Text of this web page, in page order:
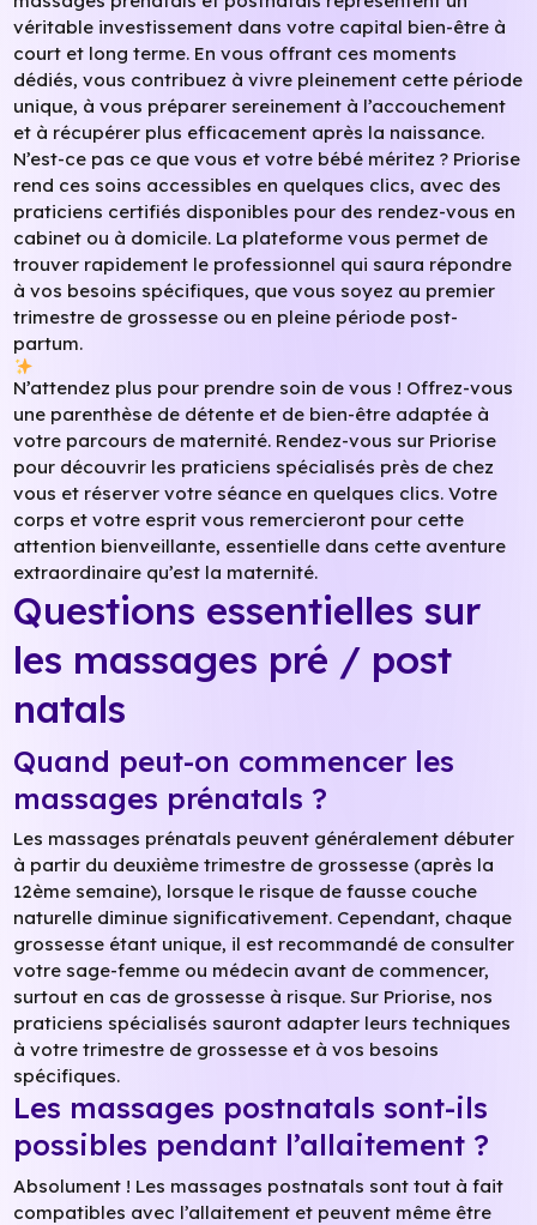
véritable investissement dans votre capital bien-être à
court et long terme. En vous offrant ces moments
dédiés, vous contribuez à vivre pleinement cette période
unique, à vous préparer sereinement à l’accouchement
et à récupérer plus efficacement après la naissance.
N’est-ce pas ce que vous et votre bébé méritez ? Priorise
rend ces soins accessibles en quelques clics, avec des
praticiens certifiés disponibles pour des rendez-vous en
cabinet ou à domicile. La plateforme vous permet de
trouver rapidement le professionnel qui saura répondre
à vos besoins spécifiques, que vous soyez au premier
trimestre de grossesse ou en pleine période post-
partum.
N’attendez plus pour prendre soin de vous ! Offrez-vous
une parenthèse de détente et de bien-être adaptée à
votre parcours de maternité. Rendez-vous sur Priorise
pour découvrir les praticiens spécialisés près de chez
vous et réserver votre séance en quelques clics. Votre
corps et votre esprit vous remercieront pour cette
attention bienveillante, essentielle dans cette aventure
extraordinaire qu’est la maternité.
Questions essentielles sur
les massages pré / post
natals
Quand peut-on commencer les
massages prénatals ?
Les massages prénatals peuvent généralement débuter
à partir du deuxième trimestre de grossesse (après la
12ème semaine), lorsque le risque de fausse couche
naturelle diminue significativement. Cependant, chaque
grossesse étant unique, il est recommandé de consulter
votre sage-femme ou médecin avant de commencer,
surtout en cas de grossesse à risque. Sur Priorise, nos
praticiens spécialisés sauront adapter leurs techniques
à votre trimestre de grossesse et à vos besoins
spécifiques.
Les massages postnatals sont-ils
possibles pendant l’allaitement ?
Absolument ! Les massages postnatals sont tout à fait
compatibles avec l’allaitement et peuvent même être